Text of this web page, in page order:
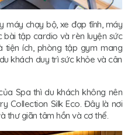
máy chạy bộ, xe đạp tĩnh, máy
bài tập cardio và rèn luyện sức
ích, phòng tập gym mang
khách duy trì sức khỏe và cân
Spa thì du khách không nên
Collection Silk Eco. Đây là nơi
thư giãn tâm hồn và cơ thể.